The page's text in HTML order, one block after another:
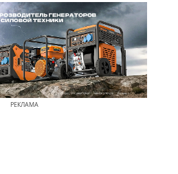
РЕКЛАМА